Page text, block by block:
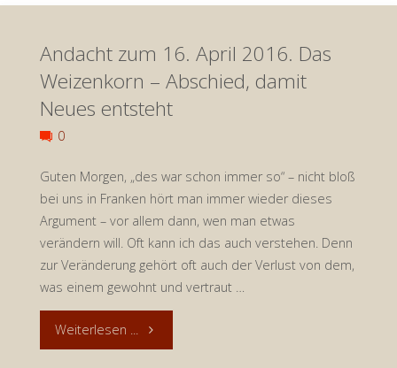
Andacht zum 16. April 2016. Das
Weizenkorn – Abschied, damit
Neues entsteht
0
Guten Morgen, „des war schon immer so“ – nicht bloß
bei uns in Franken hört man immer wieder dieses
Argument – vor allem dann, wen man etwas
verändern will. Oft kann ich das auch verstehen. Denn
zur Veränderung gehört oft auch der Verlust von dem,
was einem gewohnt und vertraut …
Weiterlesen ... "Andacht